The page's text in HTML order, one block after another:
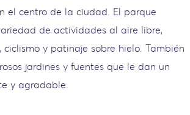
el centro de la ciudad. El parque
de actividades al aire libre,
ciclismo y patinaje sobre hielo. También
jardines y fuentes que le dan un
y agradable.